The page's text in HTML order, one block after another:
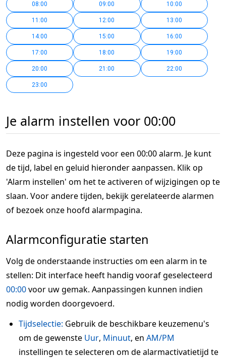
08:00 09:00 10:00
11:00 12:00 13:00
14:00 15:00 16:00
17:00 18:00 19:00
20:00 21:00 22:00
23:00
Je alarm instellen voor 00:00
Deze pagina is ingesteld voor een 00:00 alarm. Je kunt
de tijd, label en geluid hieronder aanpassen. Klik op
'Alarm instellen' om het te activeren of wijzigingen op te
slaan. Voor andere tijden, bekijk gerelateerde alarmen
of bezoek onze hoofd alarmpagina.
Alarmconfiguratie starten
Volg de onderstaande instructies om een alarm in te
stellen: Dit interface heeft handig vooraf geselecteerd
00:00voor uw gemak. Aanpassingen kunnen indien
nodig worden doorgevoerd.
Tijdselectie: Gebruik de beschikbare keuzemenu's
om de gewenste Uur, Minuut, en AM/PM
instellingen te selecteren om de alarmactivatietijd te